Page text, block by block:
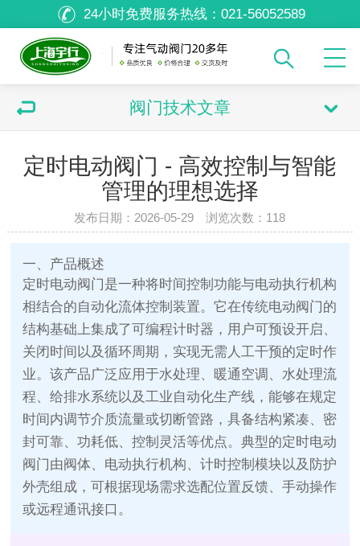
24小时免费服务热线： 021-56052589
阀门技术文章
定时电动阀门 - 高效控制与智能
管理的理想选择
发布日期：2026-05-29 浏览次数： 118
一、产品概述
定时电动阀门是一种将时间控制功能与电动执行机构
相结合的自动化流体控制装置。它在传统电动阀门的
结构基础上集成了可编程计时器，用户可预设开启、
关闭时间以及循环周期，实现无需人工干预的定时作
业。该产品广泛应用于水处理、暖通空调、水处理流
程、给排水系统以及工业自动化生产线，能够在规定
时间内调节介质流量或切断管路，具备结构紧凑、密
封可靠、功耗低、控制灵活等优点。典型的定时电动
阀门由阀体、电动执行机构、计时控制模块以及防护
外壳组成，可根据现场需求选配位置反馈、手动操作
或远程通讯接口。